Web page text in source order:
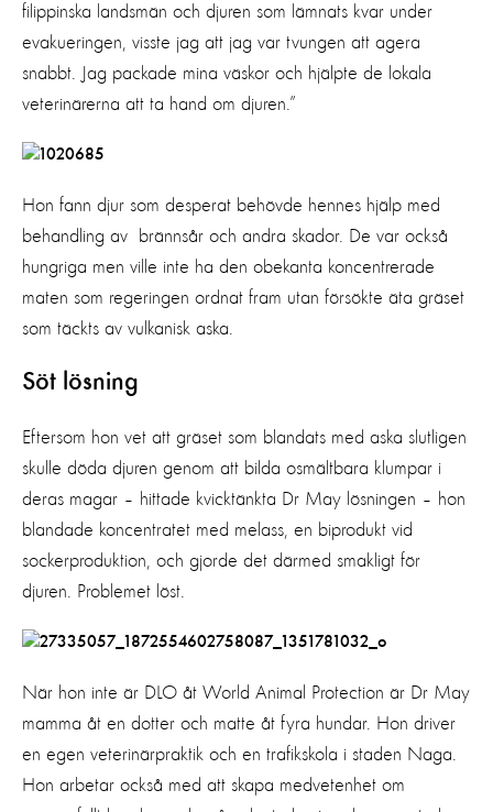
filippinska landsmän och djuren som lämnats kvar under
evakueringen, visste jag att jag var tvungen att agera
snabbt. Jag packade mina väskor och hjälpte de lokala
veterinärerna att ta hand om djuren.”
Hon fann djur som desperat behövde hennes hjälp med
behandling av brännsår och andra skador. De var också
hungriga men ville inte ha den obekanta koncentrerade
maten som regeringen ordnat fram utan försökte äta gräset
som täckts av vulkanisk aska.
Söt lösning
Eftersom hon vet att gräset som blandats med aska slutligen
skulle döda djuren genom att bilda osmältbara klumpar i
deras magar – hittade kvicktänkta Dr May lösningen – hon
blandade koncentratet med melass, en biprodukt vid
sockerproduktion, och gjorde det därmed smakligt för
djuren. Problemet löst.
När hon inte är DLO åt World Animal Protection är Dr May
mamma åt en dotter och matte åt fyra hundar. Hon driver
en egen veterinärpraktik och en trafikskola i staden Naga.
Hon arbetar också med att skapa medvetenhet om